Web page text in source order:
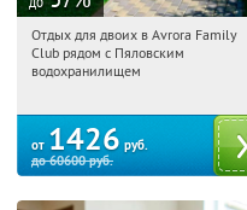
01:17:11 Купили:
Московская обл., Мытищинский р-н,
Отдых для двоих в Avrora Family
Club рядом с Пяловским
водохранилищем
от 1426 руб.
до60600руб.